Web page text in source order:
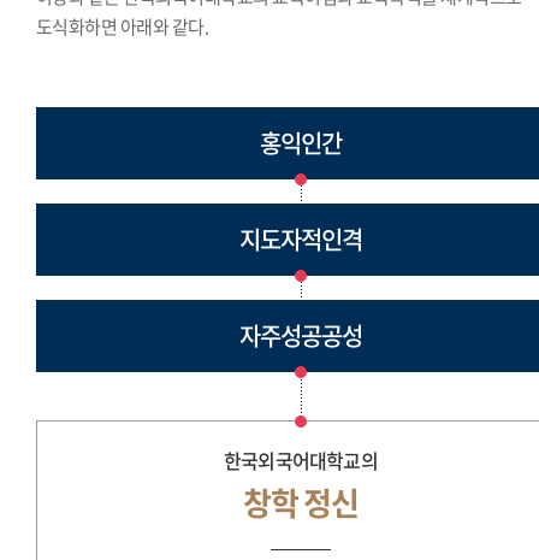
도식화하면 아래와 같다.
홍익인간
지도자적인격
자주성공공성
한국외국어대학교의
창학 정신